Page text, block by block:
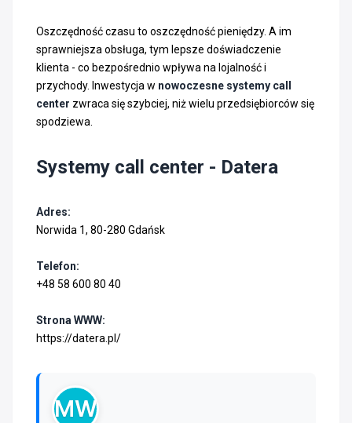
Oszczędność czasu to oszczędność pieniędzy. A im
sprawniejsza obsługa, tym lepsze doświadczenie
klienta - co bezpośrednio wpływa na lojalność i
przychody. Inwestycja w nowoczesne systemy call
center zwraca się szybciej, niż wielu przedsiębiorców się
spodziewa.
Systemy call center - Datera
Adres:
Norwida 1, 80-280 Gdańsk
Telefon:
+48 58 600 80 40
Strona WWW:
https://datera.pl/
MW